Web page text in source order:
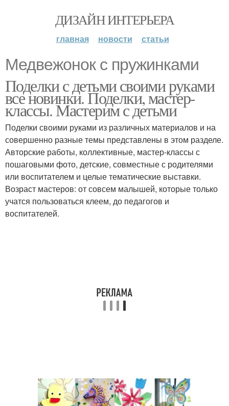
ДИЗАЙН ИНТЕРЬЕРА
главная новости статьи
Медвежонок с пружинками
Поделки с детьми своими руками
все новинки. Поделки, мастер-
классы. Мастерим с детьми
Поделки своими руками из различных материалов и на
совершенно разные темы представлены в этом разделе.
Авторские работы, коллективные, мастер-классы с
пошаговыми фото, детские, совместные с родителями
или воспитателем и целые тематические выставки.
Возраст мастеров: от совсем малышей, которые только
учатся пользоваться клеем, до педагогов и
воспитателей.